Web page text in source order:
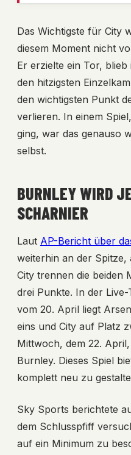
Das Wichtigste für City
diesem Moment nicht
Er erzielte ein Tor,
den hitzigsten
den wichtigsten Punkt
verlieren. In einem
ging, war das genauso
selbst.
BURNLEY WIRD
SCHARNIER
Laut AP-Bericht über
weiterhin an der Spitze,
City trennen die beiden
drei Punkte. In der
vom 20. April liegt
eins und City auf Platz
Mittwoch, dem 22.
Burnley. Dieses Spiel
komplett neu zu
Sky Sports berichtete
dem Schlusspfiff
auf ein Minimum zu